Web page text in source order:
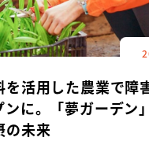
を活用した農業で障
ンに。「夢ガーデン
の未来